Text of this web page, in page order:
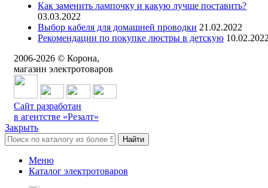
Как заменить лампочку и какую лучше поставить?
03.03.2022
Выбор кабеля для домашней проводки 21.02.2022
Рекомендации по покупке люстры в детскую
2006-2026 © Корона,
магазин электротоваров
Сайт разработан
в агентстве «Резалт»
Закрыть
Найти
Меню
Каталог электротоваров